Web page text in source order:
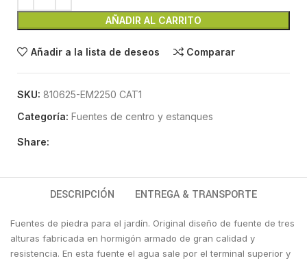
AÑADIR AL CARRITO
Añadir a la lista de deseos Comparar
SKU: 810625-EM2250 CAT1
Categoría: Fuentes de centro y estanques
Share:
DESCRIPCIÓN ENTREGA & TRANSPORTE
Fuentes de piedra para el jardín. Original diseño de fuente de tres
alturas fabricada en hormigón armado de gran calidad y
resistencia. En esta fuente el agua sale por el terminal superior y